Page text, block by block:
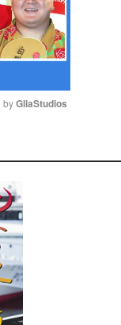
t
by GliaStudios